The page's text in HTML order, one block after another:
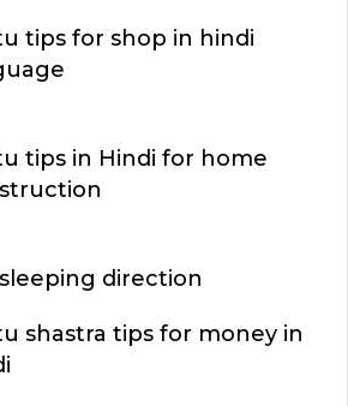
tips for shop in hindi
tips in Hindi for home
direction
shastra tips for money in